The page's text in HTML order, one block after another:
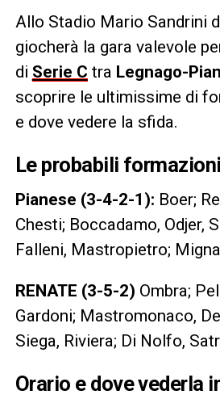
Allo Stadio Mario Sandrini
giocherà la gara valevole
di Serie C tra Legnago-
scoprire le ultimissime di
e dove vedere la sfida.
Le probabili formazioni
Pianese (3-4-2-1): Boer;
Chesti; Boccadamo, Odjer,
Falleni, Mastropietro;
RENATE (3-5-2) Ombra;
Gardoni; Mastromonaco,
Siega, Riviera; Di Nolfo,
Orario e dove vederla